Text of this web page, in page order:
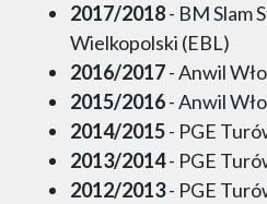
2017/2018- BM Slam
Wielkopolski (EBL)
2016/2017- Anwil
2015/2016- Anwil
2014/2015- PGE
2013/2014- PGE
2012/2013- PGE